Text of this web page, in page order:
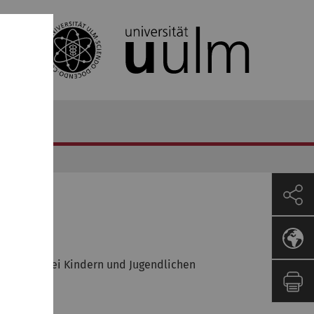
bei Kindern und Jugendlichen